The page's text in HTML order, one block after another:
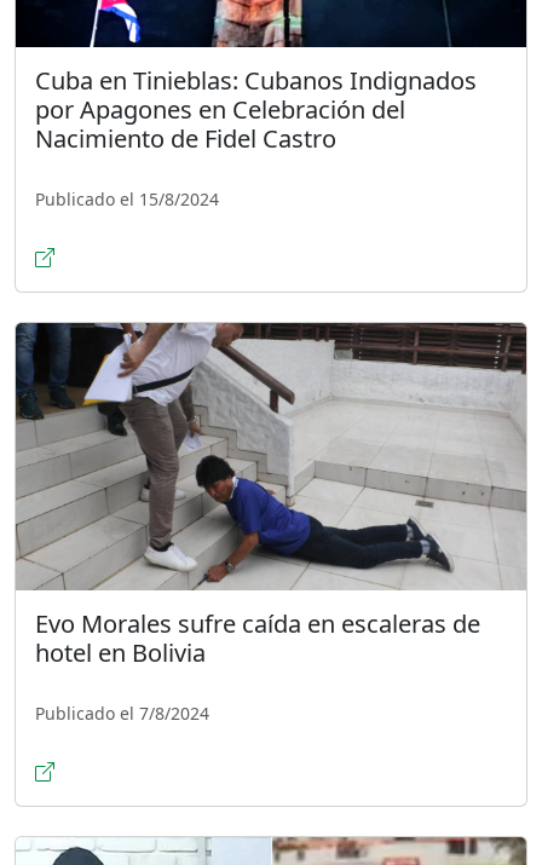
Cuba en Tinieblas: Cubanos Indignados
por Apagones en Celebración del
Nacimiento de Fidel Castro
Publicado el 15/8/2024
Evo Morales sufre caída en escaleras de
hotel en Bolivia
Publicado el 7/8/2024